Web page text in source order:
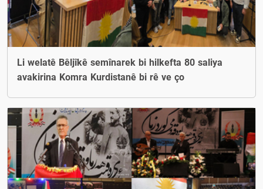
Li welatê Bêljîkê semînarek bi hilkefta 80 saliya
avakirina Komra Kurdistanê bi rê ve ço